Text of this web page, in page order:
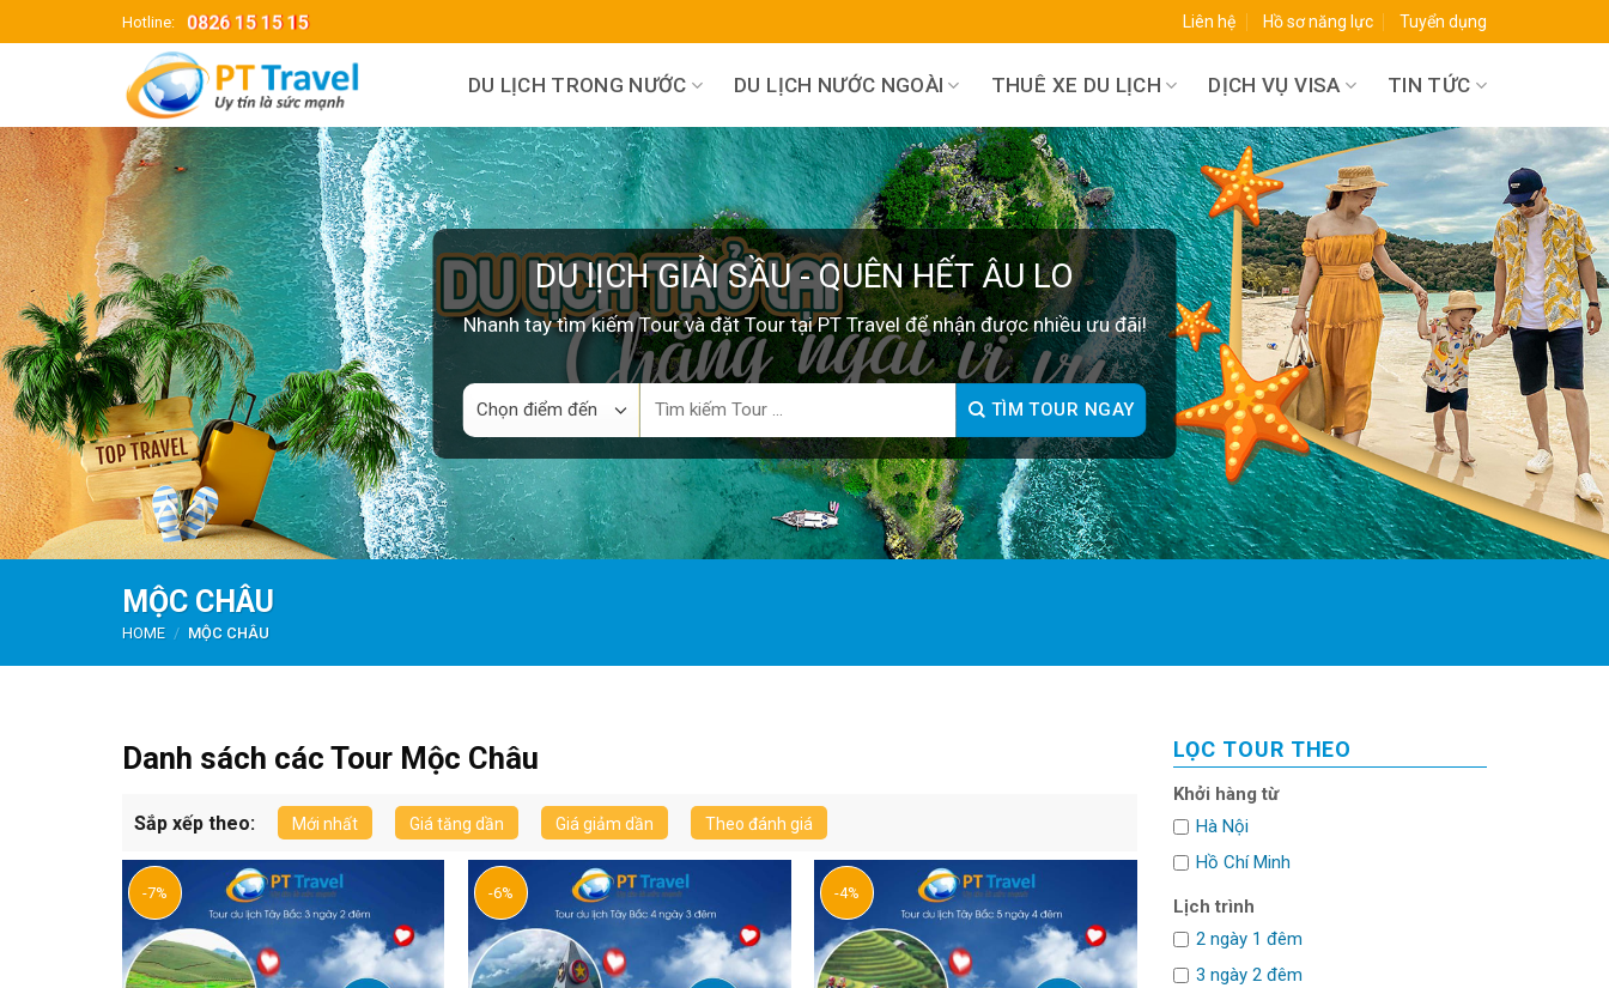
to
Hotline: 0826 15 15 15 Liên hệ Hồ sơ năng lực Tuyển dụng
DU LỊCH TRONG NƯỚC DU LỊCH NƯỚC NGOÀI THUÊ XE DU LỊCH DỊCH VỤ VISA TIN TỨC
DU lỊCH GIẢI SẦU - QUÊN HẾT ÂU LO
Nhanh tay tìm kiếm Tour và đặt Tour tại PT Travel để nhận được nhiều ưu đãi!
TÌM TOUR NGAY
MỘC CHÂU
HOME / MỘC CHÂU
Danh sách các Tour Mộc Châu
Sắp xếp theo: Mới nhất Giá tăng dần Giá giảm dần Theo đánh giá
-7% -6% -4%
LỌC TOUR THEO
Khởi hàng từ
Hà Nội
Hồ Chí Minh
Lịch trình
2 ngày 1 đêm
3 ngày 2 đêm